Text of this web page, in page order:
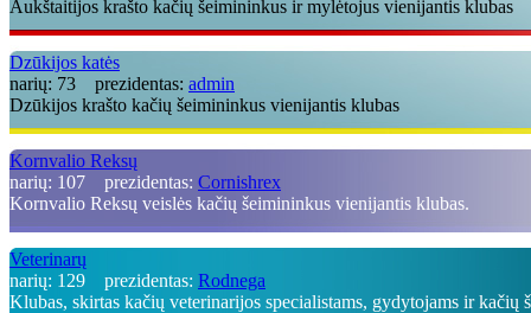
Aukštaitijos krašto kačių šeimininkus ir mylėtojus vienijantis klubas
Dzūkijos katės
narių: 73 prezidentas: admin
Dzūkijos krašto kačių šeimininkus vienijantis klubas
Kornvalio Reksų
narių: 107 prezidentas: Cornishrex
Kornvalio Reksų veislės kačių šeimininkus vienijantis klubas.
Veterinarų
narių: 129 prezidentas: Rodnega
Klubas, skirtas kačių veterinarijos specialistams, gydytojams ir kačių